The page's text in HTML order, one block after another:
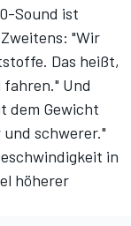
Sound ist
"Wir
Das heißt,
fahren." Und
dem Gewicht
schwerer."
in
höherer